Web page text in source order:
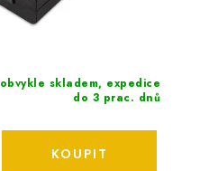
obvykle skladem, expedice
do 3 prac. dnů